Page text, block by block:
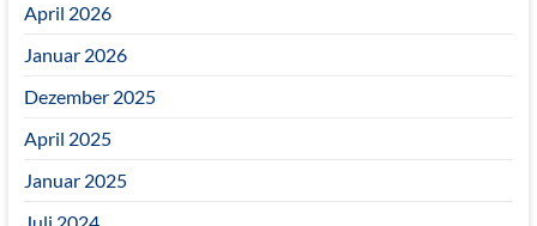
April 2026
Januar 2026
Dezember 2025
April 2025
Januar 2025